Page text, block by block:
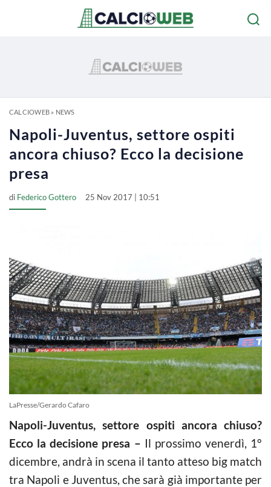
CALCIOWEB» NEWS
Napoli-Juventus, settore ospiti
ancora chiuso? Ecco la decisione
presa
di Federico Gottero 25 Nov 2017 | 10:51
LaPresse/Gerardo Cafaro
Napoli-Juventus, settore ospiti ancora chiuso?
Ecco la decisione presa – Il prossimo venerdì, 1°
dicembre, andrà in scena il tanto atteso big match
tra Napoli e Juventus, che sarà già importante per